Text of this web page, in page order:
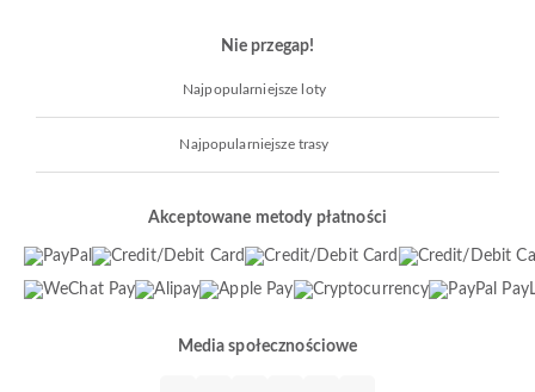
Nie przegap!
Najpopularniejsze loty
Najpopularniejsze trasy
Akceptowane metody płatności
Media społecznościowe